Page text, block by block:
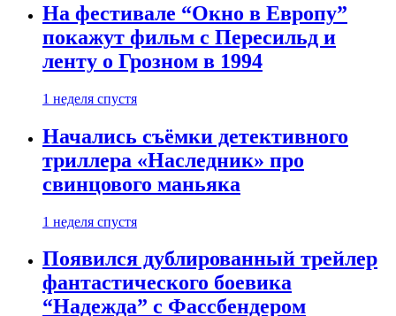
На фестивале “Окно в Европу”
покажут фильм с Пересильд и
ленту о Грозном в 1994
1 неделя спустя
Начались съёмки детективного
триллера «Наследник» про
свинцового маньяка
1 неделя спустя
Появился дублированный трейлер
фантастического боевика
“Надежда” с Фассбендером